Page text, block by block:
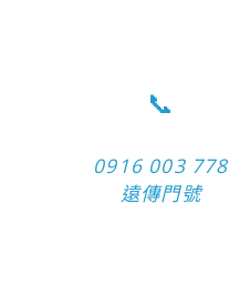
📞
0916 003 778
遠傳門號